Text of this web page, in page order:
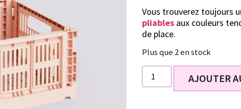
Vous trouverez toujours
pliables aux couleurs
de place.
Plus que 2 en stock
AJOUTER